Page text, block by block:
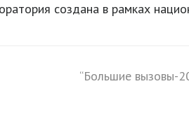
создана в рамках
next
“Большие вызовы-